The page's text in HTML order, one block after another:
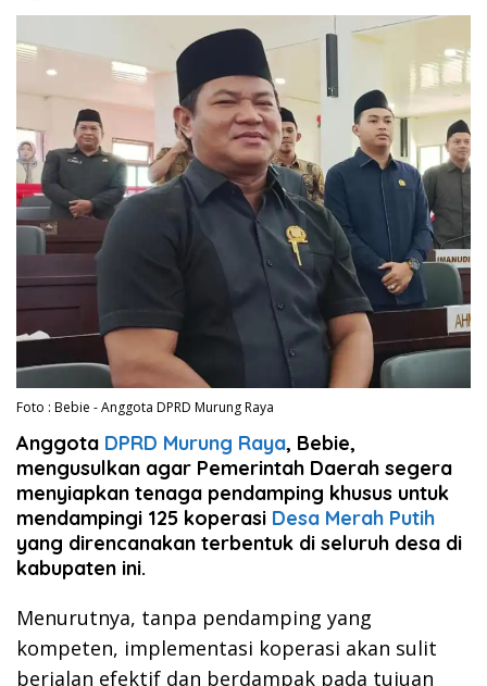
Foto : Bebie - Anggota DPRD Murung Raya
Anggota DPRD Murung Raya, Bebie,
mengusulkan agar Pemerintah Daerah segera
menyiapkan tenaga pendamping khusus untuk
mendampingi 125 koperasi Desa Merah Putih
yang direncanakan terbentuk di seluruh desa di
kabupaten ini.
Menurutnya, tanpa pendamping yang
kompeten, implementasi koperasi akan sulit
berjalan efektif dan berdampak pada tujuan